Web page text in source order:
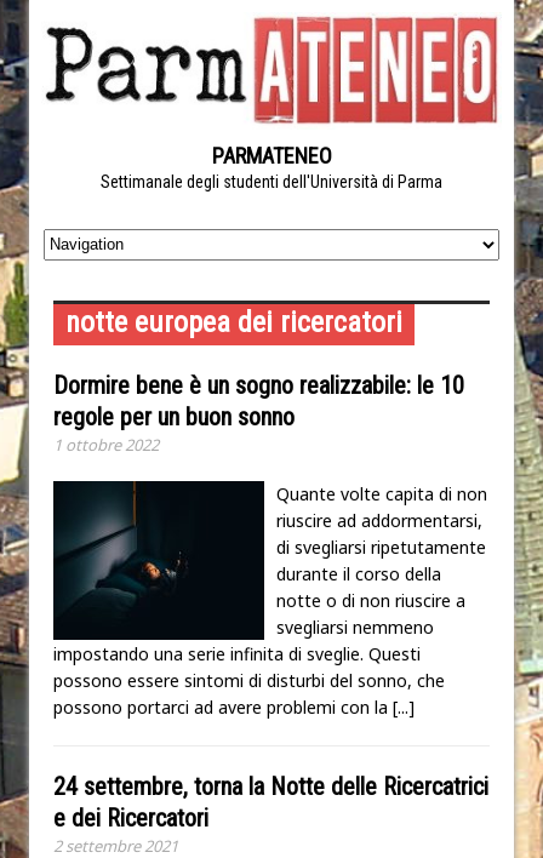
PARMATENEO
Settimanale degli studenti dell'Università di Parma
notte europea dei ricercatori
Dormire bene è un sogno realizzabile: le 10
regole per un buon sonno
1 ottobre 2022
Quante volte capita di non
riuscire ad addormentarsi,
di svegliarsi ripetutamente
durante il corso della
notte o di non riuscire a
svegliarsi nemmeno
impostando una serie infinita di sveglie. Questi
possono essere sintomi di disturbi del sonno, che
possono portarci ad avere problemi con la [...]
24 settembre, torna la Notte delle Ricercatrici
e dei Ricercatori
2 settembre 2021